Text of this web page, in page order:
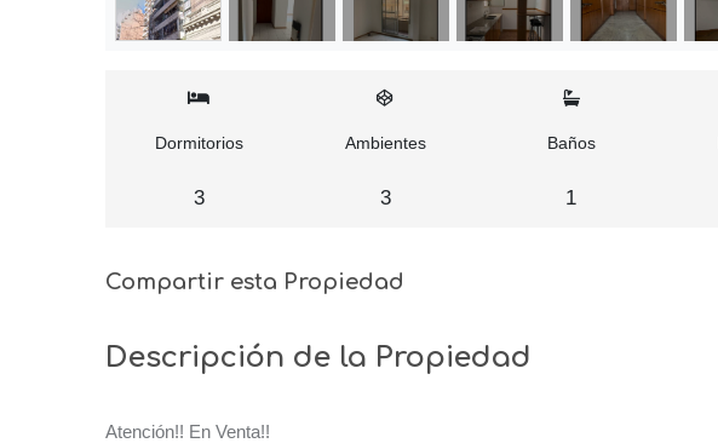
Dormitorios
3
Ambientes
3
Baños
1
Compartir esta Propiedad
Descripción de la Propiedad
Atención!! En Venta!!